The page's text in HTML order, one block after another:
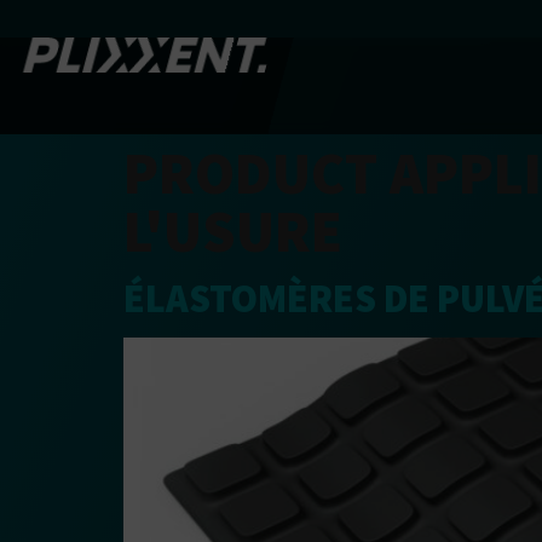
ÉLASTOMÈRES DE